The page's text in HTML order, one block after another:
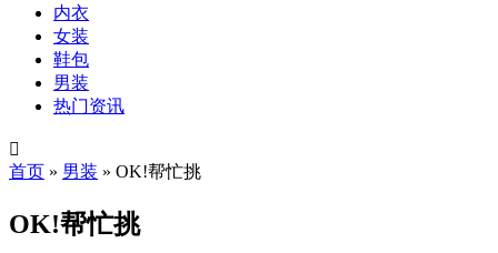
内衣
女装
鞋包
男装
热门资讯

首页 » 男装 » OK!帮忙挑
OK!帮忙挑